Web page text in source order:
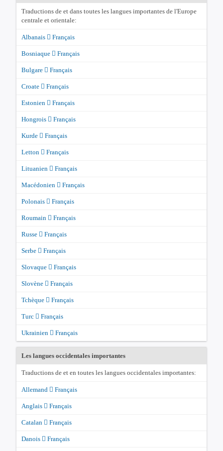
Traductions de et dans toutes les langues importantes de l'Europe
centrale et orientale:
Albanais Français
Bosniaque Français
Bulgare Français
Croate Français
Estonien Français
Hongrois Français
Kurde Français
Letton Français
Lituanien Français
Macédonien Français
Polonais Français
Roumain Français
Russe Français
Serbe Français
Slovaque Français
Slovène Français
Tchèque Français
Turc Français
Ukrainien Français
Les langues occidentales importantes
Traductions de et en toutes les langues occidentales importantes:
Allemand Français
Anglais Français
Catalan Français
Danois Français